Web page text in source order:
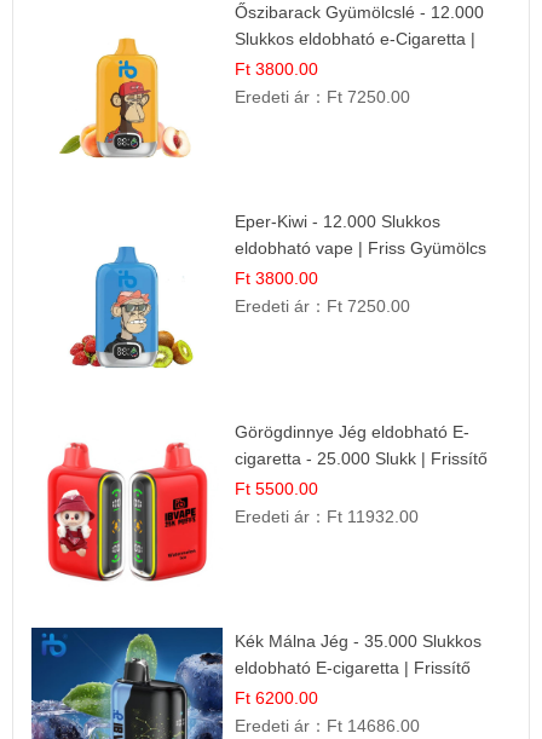
Őszibarack Gyümölcslé - 12.000
Slukkos eldobható e-Cigaretta |
Friss Gyümölcs Íz
Ft 3800.00
Eredeti ár： Ft 7250.00
Eper-Kiwi - 12.000 Slukkos
eldobható vape | Friss Gyümölcs
Kombináció
Ft 3800.00
Eredeti ár： Ft 7250.00
Görögdinnye Jég eldobható E-
cigaretta - 25.000 Slukk | Frissítő
Nyári Íz
Ft 5500.00
Eredeti ár： Ft 11932.00
Kék Málna Jég - 35.000 Slukkos
eldobható E-cigaretta | Frissítő
Ízélmény
Ft 6200.00
Eredeti ár： Ft 14686.00